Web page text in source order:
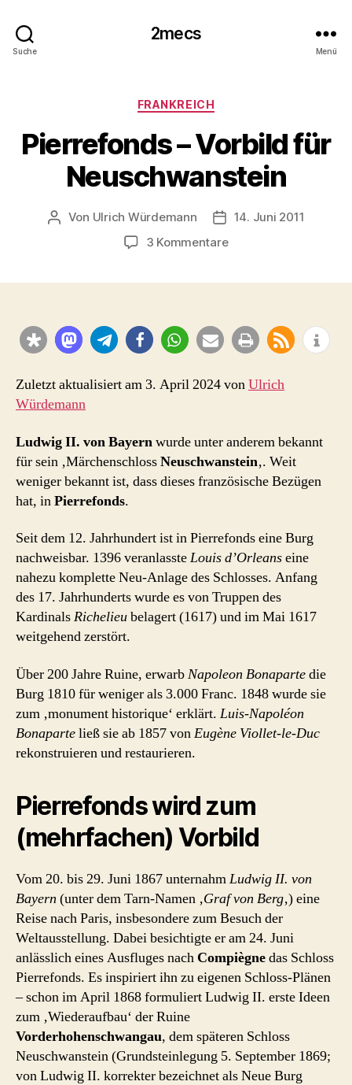
Suche
2mecs
Menü
Kategorien
FRANKREICH
Pierrefonds – Vorbild für
Neuschwanstein
Beitragsautor
Von Ulrich Würdemann Beitragsdatum
14. Juni 2011
3 Kommentarezu
Neuschwanstein
Zuletzt aktualisiert am 3. April 2024 vonUlrich
Würdemann
Ludwig II. von Bayernwurde unter anderem bekannt
für sein ‚MärchenschlossNeuschwanstein‚. Weit
weniger bekannt ist, dass dieses französische Bezügen
hat, inPierrefonds.
Seit dem 12. Jahrhundert ist in Pierrefonds eine Burg
nachweisbar. 1396 veranlassteLouis d’Orleanseine
nahezu komplette Neu-Anlage des Schlosses. Anfang
des 17. Jahrhunderts wurde es von Truppen des
KardinalsRichelieubelagert (1617) und im Mai 1617
weitgehend zerstört.
Über 200 Jahre Ruine, erwarbNapoleon Bonapartedie
Burg 1810 für weniger als 3.000 Franc. 1848 wurde sie
zum ‚monument historique‘ erklärt. Luis-Napoléon
Bonaparteließ sie ab 1857 vonEugène Viollet-le-Duc
rekonstruieren und restaurieren.
Pierrefonds wird zum
(mehrfachen) Vorbild
Vom 20. bis 29. Juni 1867 unternahmLudwig II. von
Bayern (unter dem Tarn-Namen ‚Graf von Berg‚) eine
Reise nach Paris, insbesondere zum Besuch der
Weltausstellung. Dabei besichtigte er am 24. Juni
anlässlich eines Ausfluges nach Compiègnedas Schloss
Pierrefonds. Es inspiriert ihn zu eigenen Schloss-Plänen
– schon im April 1868 formuliert Ludwig II. erste Ideen
zum ‚Wiederaufbau‘ der Ruine
Vorderhohenschwangau, dem späteren Schloss
Neuschwanstein (Grundsteinlegung 5. September 1869;
von Ludwig II. korrekter bezeichnet als Neue Burg